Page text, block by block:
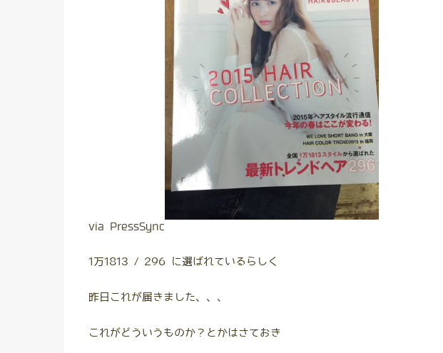
via PressSync
1万1813 / 296 に選ばれているらしく
昨日これが届きました、、、
これがどういうものか？とかはさておき